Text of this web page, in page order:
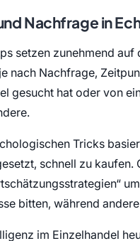
Nachfrage in
setzen zunehmend auf
nach Nachfrage,
gesucht hat oder von
Tricks
schnell zu kaufen.
bitten, während
im Einzelhandel